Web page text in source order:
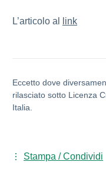
L’articolo al link
Eccetto dove
rilasciato sotto Licenza
Italia.
Stampa / Condividi